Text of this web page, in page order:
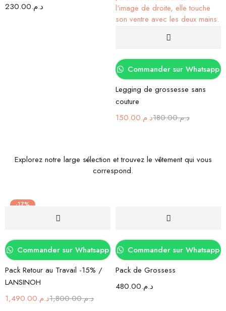
د.م.230.00
Commander sur Whatsapp
Legging de grossesse sans
couture
د.م.180.00د.م.150.00
Explorez notre large sélection et trouvez le vêtement qui vous
correspond.
-17%
Commander sur Whatsapp
Pack Retour au Travail -15% /
LANSINOH
د.م.1,800.00د.م.1,490.00
Commander sur Whatsapp
Pack de Grossess
د.م.480.00